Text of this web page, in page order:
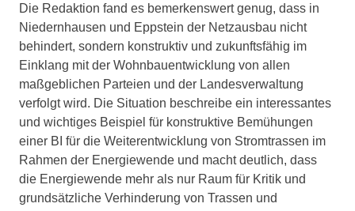
Die Redaktion fand es bemerkenswert genug, dass in
Niedernhausen und Eppstein der Netzausbau nicht
behindert, sondern konstruktiv und zukunftsfähig im
Einklang mit der Wohnbauentwicklung von allen
maßgeblichen Parteien und der Landesverwaltung
verfolgt wird. Die Situation beschreibe ein interessantes
und wichtiges Beispiel für konstruktive Bemühungen
einer BI für die Weiterentwicklung von Stromtrassen im
Rahmen der Energiewende und macht deutlich, dass
die Energiewende mehr als nur Raum für Kritik und
grundsätzliche Verhinderung von Trassen und